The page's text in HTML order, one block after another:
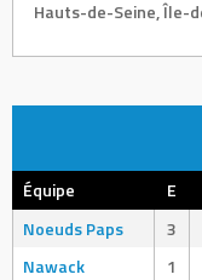
Hauts-de-Seine, Île-
Équipe E
Noeuds Paps
3
Nawack
1